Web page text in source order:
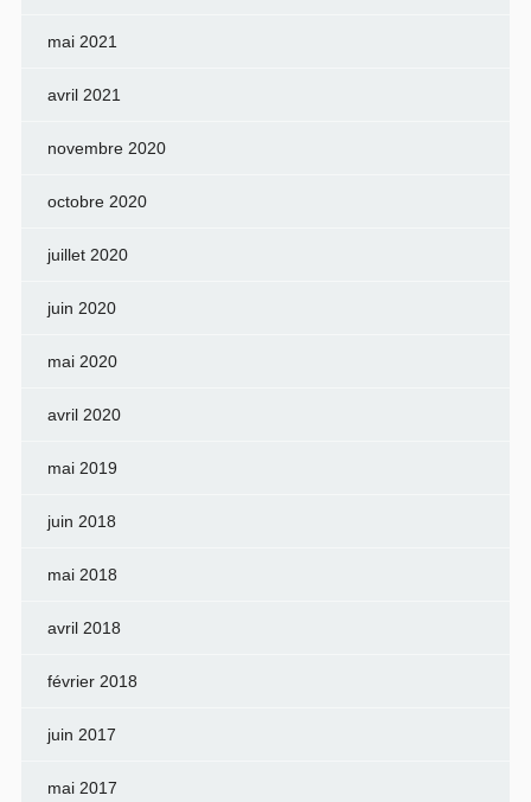
mai 2021
avril 2021
novembre 2020
octobre 2020
juillet 2020
juin 2020
mai 2020
avril 2020
mai 2019
juin 2018
mai 2018
avril 2018
février 2018
juin 2017
mai 2017